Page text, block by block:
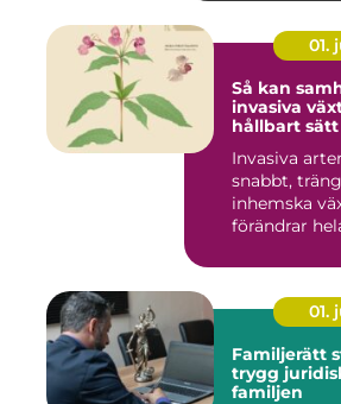
01.
Så kan
invasiva
hållbart sätt
Invasiva
snabbt,
inhemska
förändrar
01.
Familjerätt
trygg
familjen